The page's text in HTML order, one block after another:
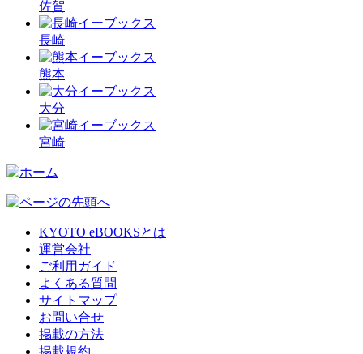
佐賀
長崎
熊本
大分
宮崎
KYOTO eBOOKSとは
運営会社
ご利用ガイド
よくある質問
サイトマップ
お問い合せ
掲載の方法
掲載規約